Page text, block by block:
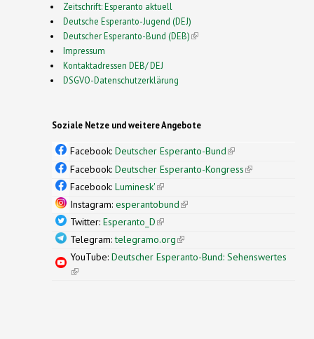
Zeitschrift: Esperanto aktuell
Deutsche Esperanto-Jugend (DEJ)
Deutscher Esperanto-Bund (DEB)(link is external)
Impressum
Kontaktadressen DEB/ DEJ
DSGVO-Datenschutzerklärung
Soziale Netze und weitere Angebote
Facebook: Deutscher Esperanto-Bund(link is
external)
Facebook: Deutscher Esperanto-Kongress(link is
Facebook: Luminesk'(link is external)
Instagram: esperantobund(link is external)
Twitter: Esperanto_D(link is external)
Telegram:telegramo.org(link is external)
YouTube: Deutscher Esperanto-Bund: Sehenswertes
(link is external)